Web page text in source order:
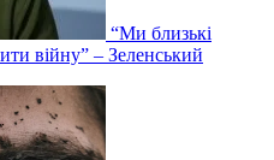
“Ми близькі
війну” – Зеленський